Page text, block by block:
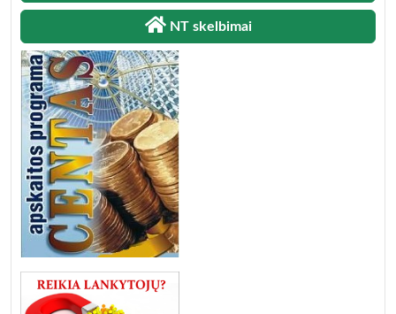
NT skelbimai